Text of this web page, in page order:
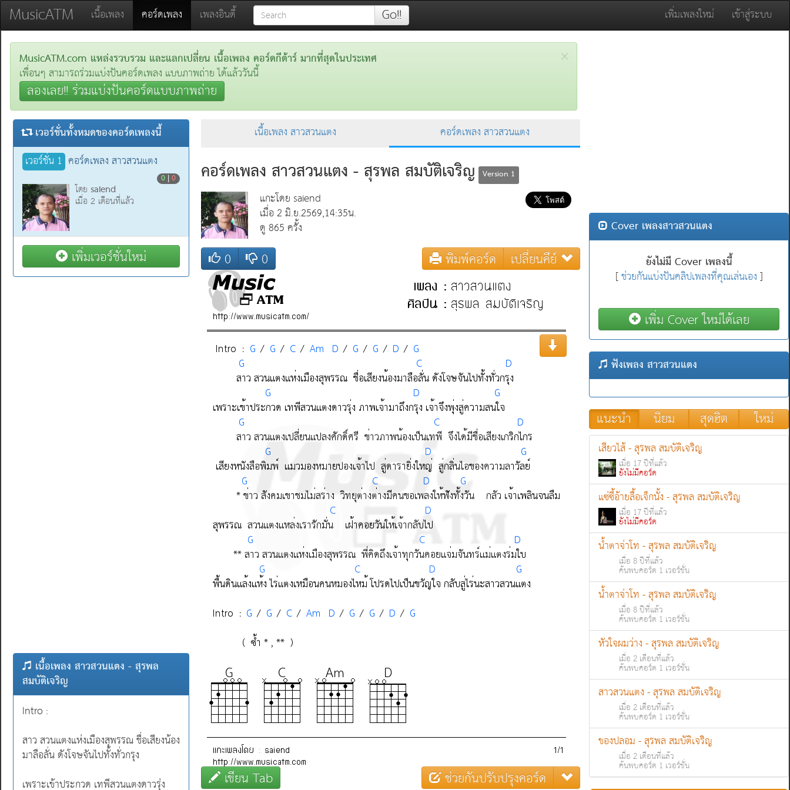
MusicATM เนื้อเพลง คอร์ดเพลง (current)
เพลงอินดี้ Go!! เพิ่มเพลงใหม่ เข้าสู่ระบบ
×
MusicATM.com แหล่งรวบรวม และแลกเปลี่ยน เนื้อเพลง คอร์ดกีต้าร์ มากที่สุดในประเทศ
เพื่อนๆ สามารถร่วมแบ่งปันคอร์ดเพลง แบบภาพถ่าย ได้แล้ววันนี้
ลองเลย!! ร่วมแบ่งปันคอร์ดแบบภาพถ่าย
เนื้อเพลง สาวสวนแตง คอร์ดเพลง สาวสวนแตง
คอร์ดเพลง สาวสวนแตง - สุรพล สมบัติเจริญ Version 1
แกะโดย saiend
เมื่อ 2 มิ.ย.2569,14:35น.
ดู 865 ครั้ง
0 0 พิมพ์คอร์ด เปลี่ยนคีย์
เขียน Tab ช่วยกันปรับปรุงคอร์ด
เวอร์ชั่นทั้งหมดของคอร์ดเพลงนี้
เวอร์ชั่น 1 คอร์ดเพลง สาวสวนแตง
0 |0
โดย saiend
เมื่อ 2 เดือนที่แล้ว
เพิ่มเวอร์ชั่นใหม่
เนื้อเพลง สาวสวนแตง - สุรพล
สมบัติเจริญ
Intro :
สาว สวนแตงแห่งเมืองสุพรรณ ชื่อเสียงน้อง
มาลือลั่น ดังโจษจันไปทั้งทั่วกรุง
เพราะเข้าประกวด เทพีสวนแตงดาวรุ่ง
Cover เพลงสาวสวนแตง
ยังไม่มี Cover เพลงนี้
[ช่วยกันแบ่งปันคลิปเพลงที่คุณเล่นเอง]
เพิ่ม Cover ใหม่ได้เลย
ฟังเพลง สาวสวนแตง
แนะนำ นิยม สุดฮิต ใหม่
เสียวไส้ - สุรพล สมบัติเจริญ
เมื่อ 17 ปีที่แล้ว
ยังไม่มีคอร์ด
แซ่ซี้อ้ายลื้อเจ็กนั้ง - สุรพล สมบัติเจริญ
เมื่อ 17 ปีที่แล้ว
ยังไม่มีคอร์ด
น้ำตาจ่าโท - สุรพล สมบัติเจริญ
เมื่อ 8 ปีที่แล้ว
ค้นพบคอร์ด 1 เวอร์ชั่น
น้ำตาจ่าโท - สุรพล สมบัติเจริญ
เมื่อ 8 ปีที่แล้ว
ค้นพบคอร์ด 1 เวอร์ชั่น
หัวใจผมว่าง - สุรพล สมบัติเจริญ
เมื่อ 2 เดือนที่แล้ว
ค้นพบคอร์ด 1 เวอร์ชั่น
สาวสวนแตง - สุรพล สมบัติเจริญ
เมื่อ 2 เดือนที่แล้ว
ค้นพบคอร์ด 1 เวอร์ชั่น
ของปลอม - สุรพล สมบัติเจริญ
เมื่อ 2 เดือนที่แล้ว
ค้นพบคอร์ด 1 เวอร์ชั่น